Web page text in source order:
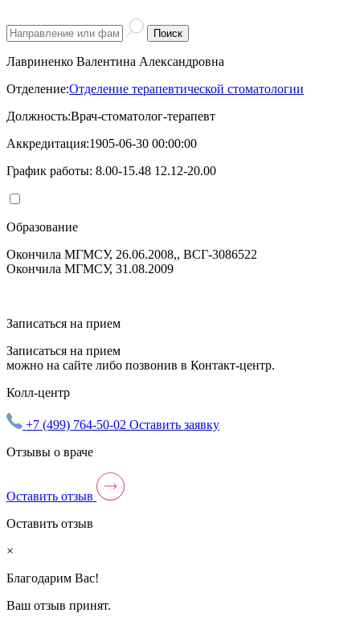
Поиск
Лавриненко Валентина Александровна
Отделение:Отделение терапевтической стоматологии
Должность:Врач-стоматолог-терапевт
Аккредитация:1905-06-30 00:00:00
График работы: 8.00-15.48 12.12-20.00
Образование
Окончила МГМСУ, 26.06.2008,, ВСГ-3086522
Окончила МГМСУ, 31.08.2009
Записаться на прием
Записаться на прием
можно на сайте либо позвонив в Контакт-центр.
Колл-центр
+7 (499) 764-50-02 Оставить заявку
Отзывы о враче
Оставить отзыв
Оставить отзыв
×
Благодарим Вас!
Ваш отзыв принят.